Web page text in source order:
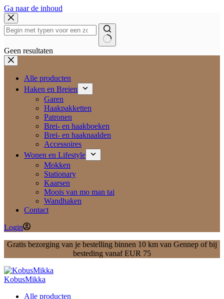
Ga naar de inhoud
Geen resultaten
Alle producten
Haken en Breien
Garen
Haakpakketten
Patronen
Brei- en haakboeken
Brei- en haaknaalden
Accessoires
Wonen en Lifestyle
Mokken
Stationary
Kaarsen
Moois van mo man tai
Wandhaken
Contact
Login
Gratis bezorging van je bestelling binnen 10 km van Gennep of bij
besteding vanaf EUR 75
KobusMikka
Alle producten